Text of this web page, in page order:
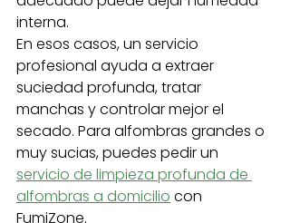
interna.
En esos casos, un servicio
profesional ayuda a extraer
suciedad profunda, tratar
manchas y controlar mejor el
secado. Para alfombras grandes o
muy sucias, puedes pedir un
servicio de limpieza profunda de
alfombras a domicilio ⁠ con
FumiZone.